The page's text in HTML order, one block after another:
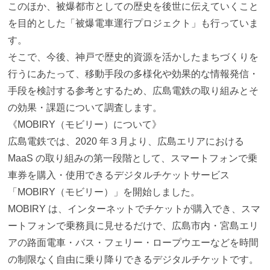
このほか、被爆都市としての歴史を後世に伝えていくこと
を目的とした「被爆電車運行プロジェクト」も行っていま
す。
そこで、今後、神戸で歴史的資源を活かしたまちづくりを
行うにあたって、移動手段の多様化や効果的な情報発信・
手段を検討する参考とするため、広島電鉄の取り組みとそ
の効果・課題について調査します。
《MOBIRY（モビリー）について》
広島電鉄では、2020 年３月より、広島エリアにおける
MaaS の取り組みの第一段階として、スマートフォンで乗
車券を購入・使用できるデジタルチケットサービス
「MOBIRY（モビリー）」を開始しました。
MOBIRY は、インターネットでチケットが購入でき、スマ
ートフォンで乗務員に見せるだけで、広島市内・宮島エリ
アの路面電車・バス・フェリー・ロープウエーなどを時間
の制限なく自由に乗り降りできるデジタルチケットです。